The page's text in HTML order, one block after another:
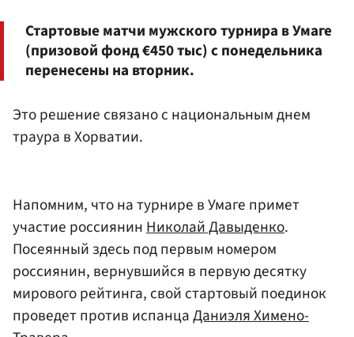
Стартовые матчи мужского турнира в Умаге
(призовой фонд €450 тыс) с понедельника
перенесены на вторник.
Это решение связано с национальным днем
траура в Хорватии.
Напомним, что на турнире в Умаге примет
участие россиянинНиколай Давыденко.
Посеянный здесь под первым номером
россиянин, вернувшийся в первую десятку
мирового рейтинга, свой стартовый поединок
проведет против испанцаДаниэля Химено-